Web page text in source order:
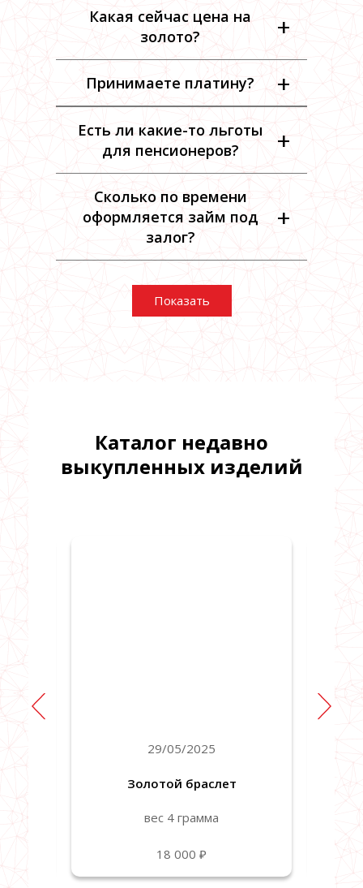
Какая сейчас цена на
золото?
+
Принимаете платину? +
Есть ли какие-то льготы
для пенсионеров?
+
Сколько по времени
оформляется займ под
залог?
+
Показать
Каталог недавно
выкупленных изделий
29/05/2025
Золотой браслет
вес 4 грамма
18 000 ₽